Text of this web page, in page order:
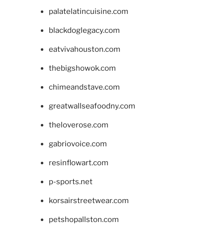
palatelatincuisine.com
blackdoglegacy.com
eatvivahouston.com
thebigshowok.com
chimeandstave.com
greatwallseafoodny.com
theloverose.com
gabriovoice.com
resinflowart.com
p-sports.net
korsairstreetwear.com
petshopallston.com